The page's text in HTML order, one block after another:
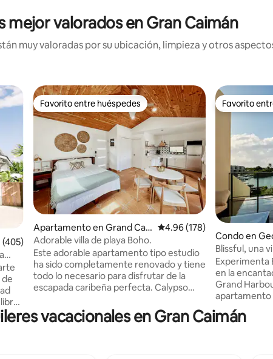
valorados en Gran Caimán
muy valoradas por su ubicación, limpieza y otros
promedio: 4.99 de 5, 405 reseñas
(405)
de
Favorito entre huéspedes
Favorito entre huéspedes
Apartamento en Grand Cay
man
Calificación promedio: 4.96
4.96 (178)
Adorable villa de playa Boho.
Este adorable apartamento tipo estudio
ha sido completamente renovado y tiene
todo lo necesario para disfrutar de la
escapada caribeña perfecta. Calypso
playa Seven Mile Beach, donde podrás
nadar en el mar azul cristalino todos los
Favorito
Favorito
Condo en
Blissful, una
Grand
Experimenta
en la
Grand
apartamento
con
con una
vacacionales en Gran Caimán